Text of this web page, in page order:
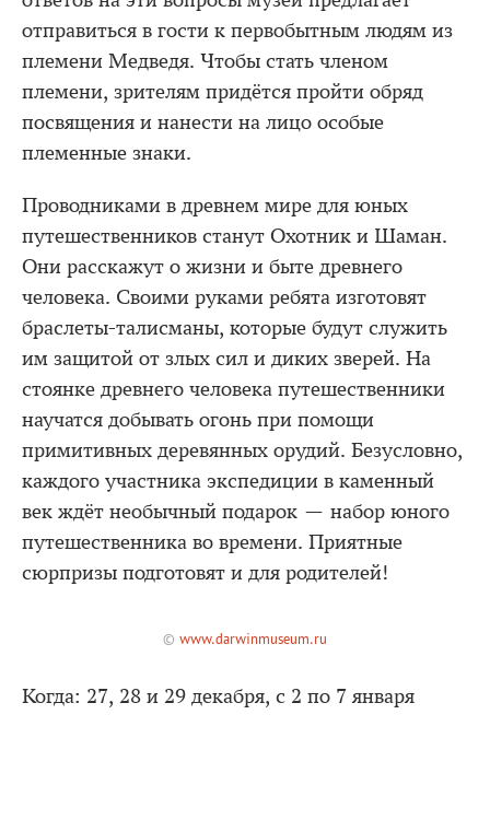
отправиться в гости к первобытным людям из
племени Медведя. Чтобы стать членом
племени, зрителям придётся пройти обряд
посвящения и нанести на лицо особые
племенные знаки.
Проводниками в древнем мире для юных
путешественников станут Охотник и Шаман.
Они расскажут о жизни и быте древнего
человека. Своими руками ребята изготовят
браслеты-талисманы, которые будут служить
им защитой от злых сил и диких зверей. На
стоянке древнего человека путешественники
научатся добывать огонь при помощи
примитивных деревянных орудий. Безусловно,
каждого участника экспедиции в каменный
век ждёт необычный подарок — набор юного
путешественника во времени. Приятные
сюрпризы подготовят и для родителей!
© www.darwinmuseum.ru
Когда: 27, 28 и 29 декабря, с 2 по 7 января